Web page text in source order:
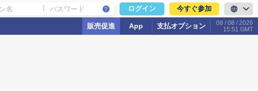
| ログイン 今すぐ参加
販売促進 App 支払オプション
08 / 08 / 2026
15:51 GMT